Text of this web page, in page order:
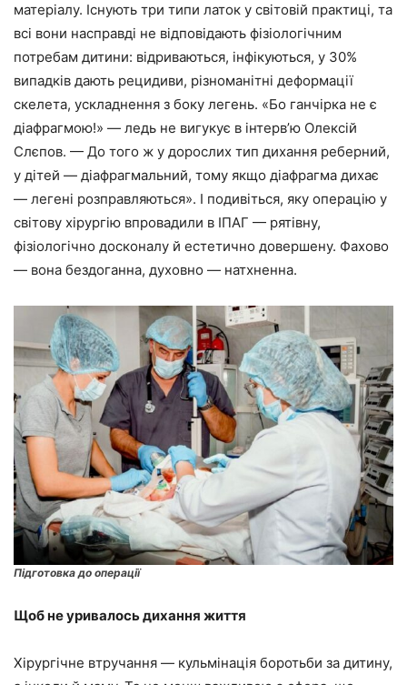
матеріалу. Існують три типи латок у світовій практиці, та
всі вони насправді не відповідають фізіологічним
потребам дитини: відриваються, інфікуються, у 30%
випадків дають рецидиви, різноманітні деформації
скелета, ускладнення з боку легень. «Бо ганчірка не є
діафрагмою!» — ледь не вигукує в інтерв’ю Олексій
Слєпов. — До того ж у дорослих тип дихання реберний,
у дітей — діафрагмальний, тому якщо діафрагма дихає
— легені розправляються». І подивіться, яку операцію у
світову хірургію впровадили в ІПАГ — рятівну,
фізіологічно досконалу й естетично довершену. Фахово
— вона бездоганна, духовно — натхненна.
Підготовка до операції
Щоб не уривалось дихання життя
Хірургічне втручання — кульмінація боротьби за дитину,